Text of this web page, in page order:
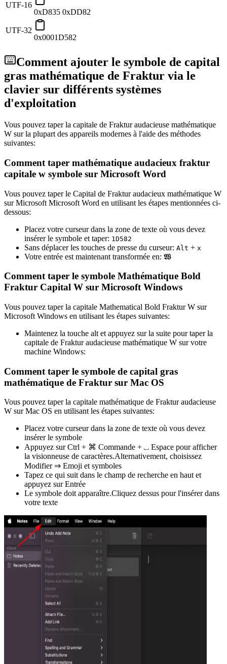
UTF-16
0xD835 0xDD82
UTF-32
0x0001D582
Comment ajouter le symbole de capital
gras mathématique de Fraktur via le
clavier sur différents systèmes
d'exploitation
Vous pouvez taper la capitale de Fraktur audacieuse mathématique
W sur la plupart des appareils modernes à l'aide des méthodes
suivantes:
Comment taper mathématique audacieux fraktur
capitale w symbole sur Microsoft Word
Vous pouvez taper le Capital de Fraktur audacieux mathématique W
sur Microsoft Microsoft Word en utilisant les étapes mentionnées ci-
dessous:
Placez votre curseur dans la zone de texte où vous devez
insérer le symbole et taper: 1 D582
Sans déplacer les touches de presse du curseur: Alt + x
Votre entrée est maintenant transformée en: 𝖂
Comment taper le symbole Mathématique Bold
Fraktur Capital W sur Microsoft Windows
Vous pouvez taper la capitale Mathematical Bold Fraktur W sur
Microsoft Windows en utilisant les étapes suivantes:
Maintenez la touche alt et appuyez sur la suite pour taper la
capitale de Fraktur audacieuse mathématique W sur votre
machine Windows:
Comment taper le symbole de capital gras
mathématique de Fraktur sur Mac OS
Vous pouvez taper la capitale mathématique de Fraktur audacieuse
W sur Mac OS en utilisant les étapes suivantes:
Placez votre curseur dans la zone de texte où vous devez
insérer le symbole
Appuyez sur Ctrl + ⌘ Commande + ⎵ Espace pour afficher
la visionneuse de caractères.Alternativement, choisissez
Modifier ⇒ Emoji et symboles
Tapez ce qui suit dans le champ de recherche en haut et
appuyez sur Entrée
Le symbole doit apparaître.Cliquez dessus pour l'insérer dans
votre texte